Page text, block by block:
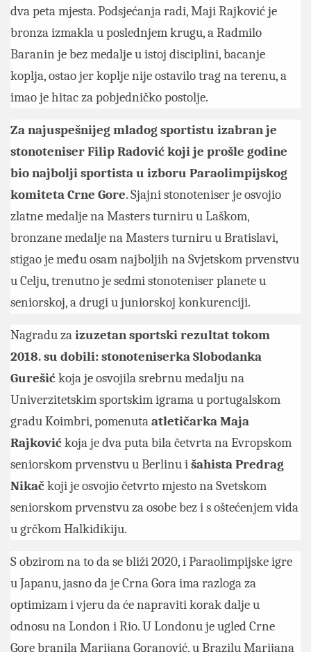
dva peta mjesta. Podsjećanja radi, Maji Rajković je
bronza izmakla u poslednjem krugu, a Radmilo
Baranin je bez medalje u istoj disciplini, bacanje
koplja, ostao jer koplje nije ostavilo trag na terenu, a
imao je hitac za pobjedničko postolje.
Za najuspešnijeg mladog sportistu izabran je
stonoteniser Filip Radović koji je prošle godine
bio najbolji sportista u izboru Paraolimpijskog
komiteta Crne Gore. Sjajni stonoteniser je osvojio
zlatne medalje na Masters turniru u Laškom,
bronzane medalje na Masters turniru u Bratislavi,
stigao je među osam najboljih na Svjetskom prvenstvu
u Celju, trenutno je sedmi stonoteniser planete u
seniorskoj, a drugi u juniorskoj konkurenciji.
Nagradu zaizuzetan sportski rezultat tokom
2018. su dobili: stonoteniserka Slobodanka
Gurešićkoja je osvojila srebrnu medalju na
Univerzitetskim sportskim igrama u portugalskom
gradu Koimbri, pomenutaatletičarka Maja
Rajkovićkoja je dva puta bila četvrta na Evropskom
seniorskom prvenstvu u Berlinu išahista Predrag
Nikačkoji je osvojio četvrto mjesto na Svetskom
seniorskom prvenstvu za osobe bez i s oštećenjem vida
u grčkom Halkidikiju.
S obzirom na to da se bliži 2020, i Paraolimpijske igre
u Japanu, jasno da je Crna Gora ima razloga za
optimizam i vjeru da će napraviti korak dalje u
odnosu na London i Rio. U Londonu je ugled Crne
Gore branila Marijana Goranović, u Brazilu Marijana